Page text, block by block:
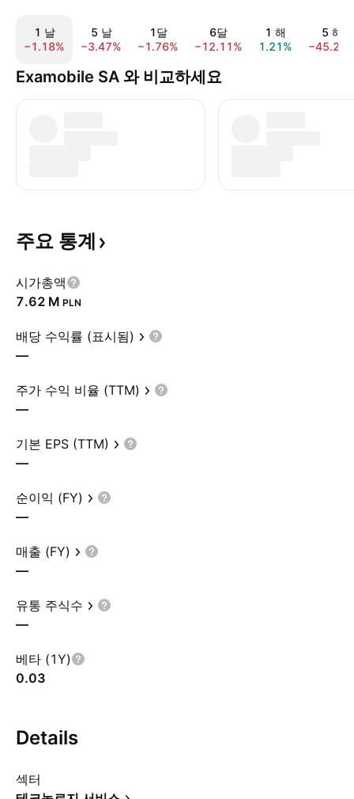
1 날
−1.18%
5 날
−3.47%
1달
−1.76%
6달
−12.11%
1 해
1.21%
5 해
Examobile SA 와 비교하세요
주요 통계
시가총액
‪7.62 M‬ PLN
배당 수익률 (표시됨)
—
주가 수익 비율 (TTM)
—
기본 EPS (TTM)
—
순이익 (FY)
—
매출 (FY)
—
유통 주식수
—
베타 (1Y)
0.03
Details
섹터